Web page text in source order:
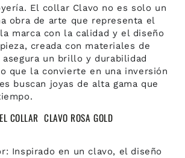
El collar Clavo no es solo un
obra de arte que representa el
marca con la calidad y el diseño
creada con materiales de
un brillo y durabilidad
que la convierte en una inversión
buscan joyas de alta gama que
COLLAR CLAVO ROSA GOLD
Inspirado en un clavo, el diseño